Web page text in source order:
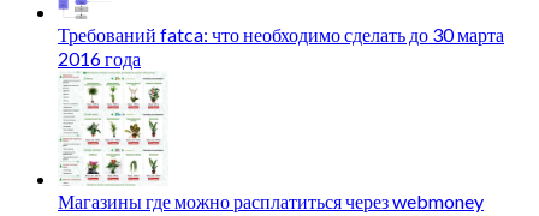
Требований fatca: что необходимо сделать до 30 марта
2016 года
Магазины где можно расплатиться через webmoney